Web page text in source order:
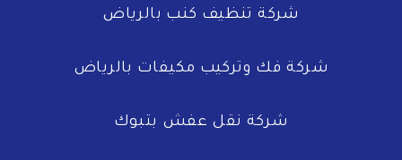
شركة تنظيف كنب بالرياض
شركة فك وتركيب مكيفات بالرياض
شركة نقل عفش بتبوك